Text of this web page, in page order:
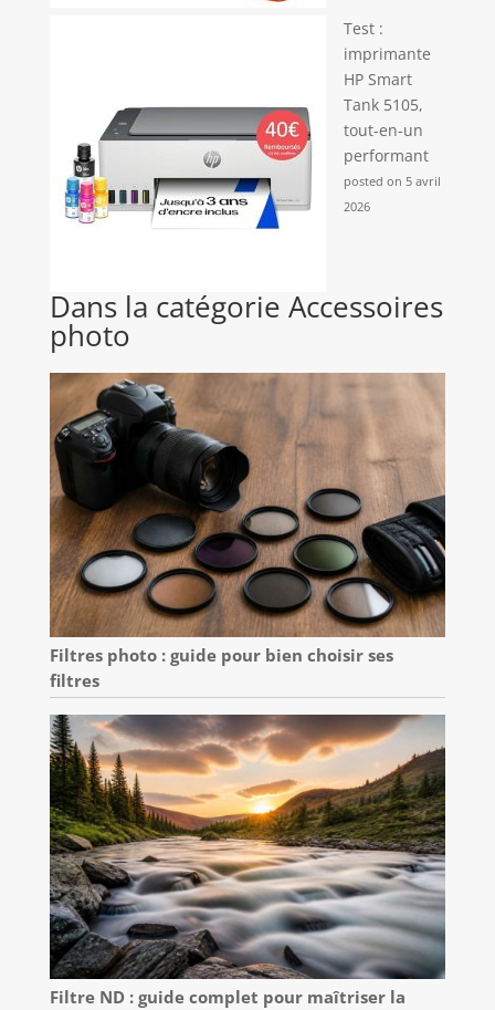
Test :
imprimante
HP Smart
Tank 5105,
tout-en-un
performant
posted on 5 avril
2026
Dans la catégorie Accessoires
photo
Filtres photo : guide pour bien choisir ses
filtres
Filtre ND : guide complet pour maîtriser la